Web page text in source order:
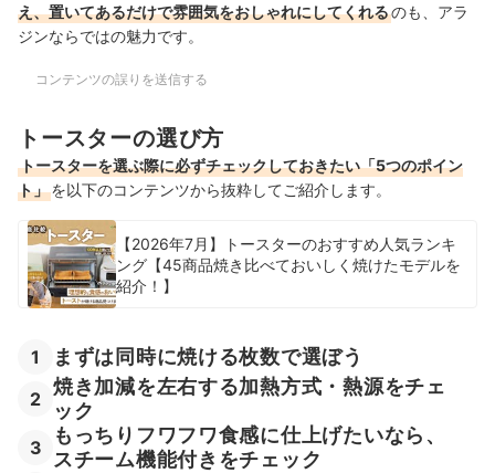
え、置いてあるだけで雰囲気をおしゃれにしてくれるのも、アラ
ジンならではの魅力です。
コンテンツの誤りを送信する
トースターの選び方
トースターを選ぶ際に必ずチェックしておきたい「5つのポイン
ト」を以下のコンテンツから抜粋してご紹介します。
【2026年7月】トースターのおすすめ人気ランキ
ング【45商品焼き比べておいしく焼けたモデルを
紹介！】
1 まずは同時に焼ける枚数で選ぼう
2
焼き加減を左右する加熱方式・熱源をチェ
ック
3
もっちりフワフワ食感に仕上げたいなら、
スチーム機能付きをチェック